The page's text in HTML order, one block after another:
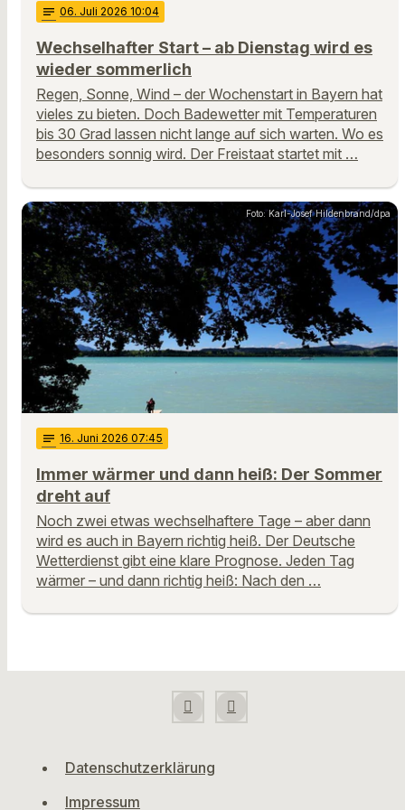
notes 06. Juli 2026 10:04
Wechselhafter Start – ab Dienstag wird es
wieder sommerlich
Regen, Sonne, Wind – der Wochenstart in Bayern hat
vieles zu bieten. Doch Badewetter mit Temperaturen
bis 30 Grad lassen nicht lange auf sich warten. Wo es
besonders sonnig wird. Der Freistaat startet mit …
Foto: Karl-Josef Hildenbrand/dpa
notes 16. Juni 2026 07:45
Immer wärmer und dann heiß: Der Sommer
dreht auf
Noch zwei etwas wechselhaftere Tage – aber dann
wird es auch in Bayern richtig heiß. Der Deutsche
Wetterdienst gibt eine klare Prognose. Jeden Tag
wärmer – und dann richtig heiß: Nach den …
Datenschutzerklärung
Impressum